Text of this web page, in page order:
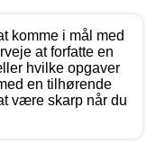
komme i mål med
at forfatte en
hvilke opgaver
en tilhørende
være skarp når du